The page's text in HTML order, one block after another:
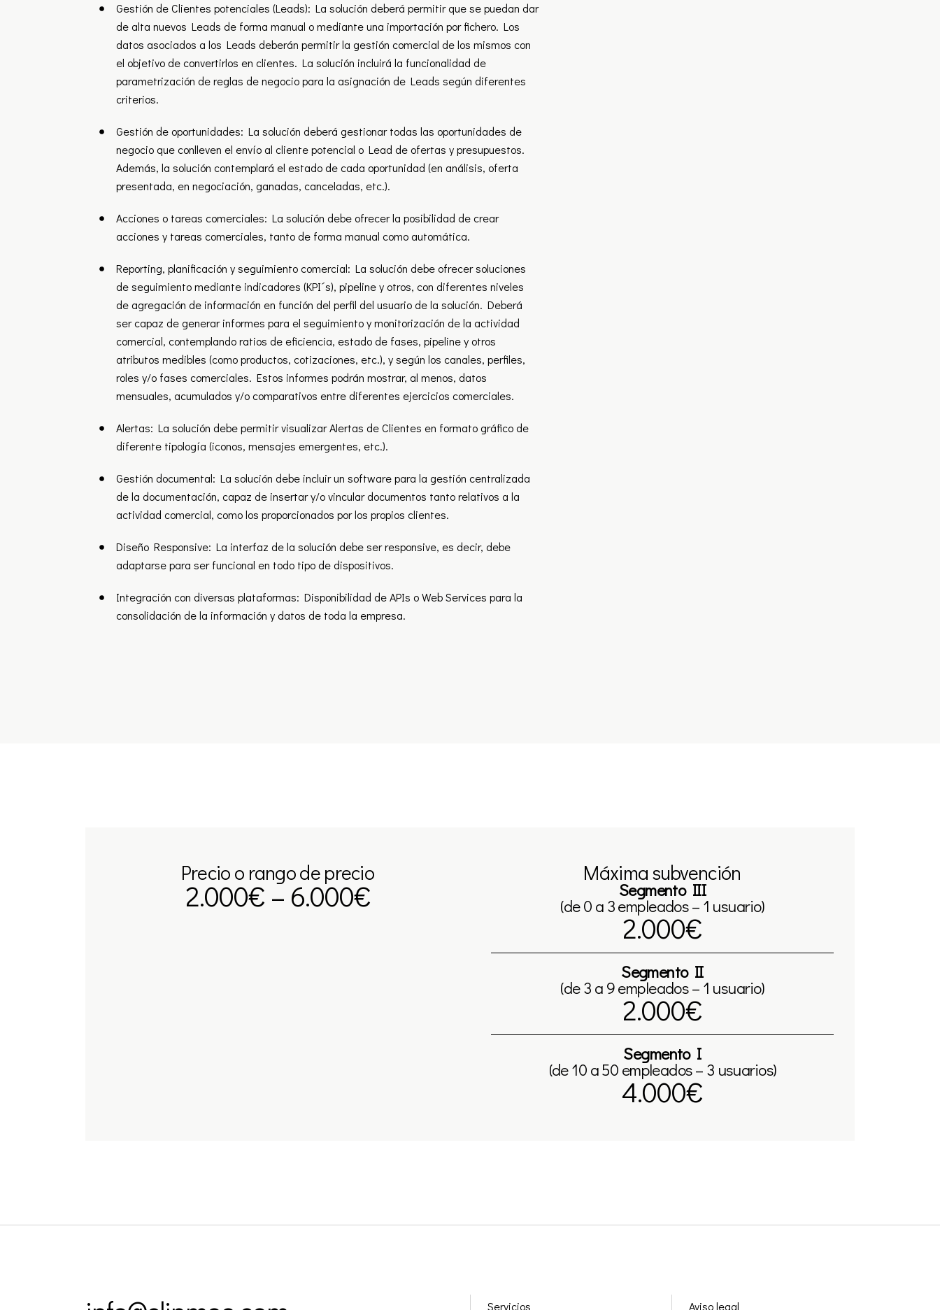
Gestión de Clientes potenciales (Leads): La solución deberá permitir que se puedan dar
de alta nuevos Leads de forma manual o mediante una importación por fichero. Los
datos asociados a los Leads deberán permitir la gestión comercial de los mismos con
el objetivo de convertirlos en clientes. La solución incluirá la funcionalidad de
parametrización de reglas de negocio para la asignación de Leads según diferentes
criterios.
Gestión de oportunidades: La solución deberá gestionar todas las oportunidades de
negocio que conlleven el envío al cliente potencial o Lead de ofertas y presupuestos.
Además, la solución contemplará el estado de cada oportunidad (en análisis, oferta
presentada, en negociación, ganadas, canceladas, etc.).
Acciones o tareas comerciales: La solución debe ofrecer la posibilidad de crear
acciones y tareas comerciales, tanto de forma manual como automática.
Reporting, planificación y seguimiento comercial: La solución debe ofrecer soluciones
de seguimiento mediante indicadores (KPI´s), pipeline y otros, con diferentes niveles
de agregación de información en función del perfil del usuario de la solución. Deberá
ser capaz de generar informes para el seguimiento y monitorización de la actividad
comercial, contemplando ratios de eficiencia, estado de fases, pipeline y otros
atributos medibles (como productos, cotizaciones, etc.), y según los canales, perfiles,
roles y/o fases comerciales. Estos informes podrán mostrar, al menos, datos
mensuales, acumulados y/o comparativos entre diferentes ejercicios comerciales.
Alertas: La solución debe permitir visualizar Alertas de Clientes en formato gráfico de
diferente tipología (iconos, mensajes emergentes, etc.).
Gestión documental: La solución debe incluir un software para la gestión centralizada
de la documentación, capaz de insertar y/o vincular documentos tanto relativos a la
actividad comercial, como los proporcionados por los propios clientes.
Diseño Responsive: La interfaz de la solución debe ser responsive, es decir, debe
adaptarse para ser funcional en todo tipo de dispositivos.
Integración con diversas plataformas: Disponibilidad de APIs o Web Services para la
consolidación de la información y datos de toda la empresa.
Precio o rango de precio
2.000€ – 6.000€
Máxima subvención
Segmento III
(de 0 a 3 empleados – 1 usuario)
2.000€
Segmento II
(de 3 a 9 empleados – 1 usuario)
2.000€
Segmento I
(de 10 a 50 empleados – 3 usuarios)
4.000€
Servicios Aviso legal